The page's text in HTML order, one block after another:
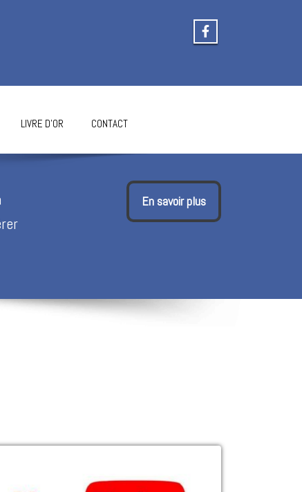
LIVRE D’OR CONTACT
En savoir plus